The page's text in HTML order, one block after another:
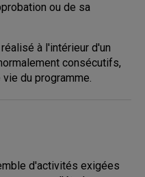
ou de sa
à l'intérieur d'un
consécutifs,
du programme.
d'activités exigées